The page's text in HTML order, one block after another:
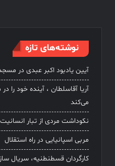
نوشته‌های تازه
آیین یادبود اکبر عبدی در
آریا آقاسلطان ، آینده خود
می‌کند
نکوداشت مردی از تبار انسانیت
مربی اسپانیایی در راه استقلال
کارگردان قسطنطنیه، سریال